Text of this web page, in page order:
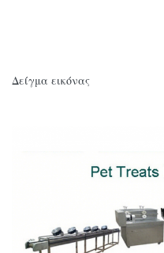
Δείγμα εικόνας